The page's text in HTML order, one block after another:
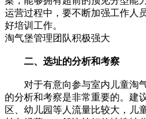
运营过程中，要不断加强工作人
好培训工作。
淘气堡管理团队积极强大
二、选址的分析和考察
对于有意向参与室内儿童淘气
的分析和考察是非常重要的。建
区、幼儿园等人流量比较大，儿